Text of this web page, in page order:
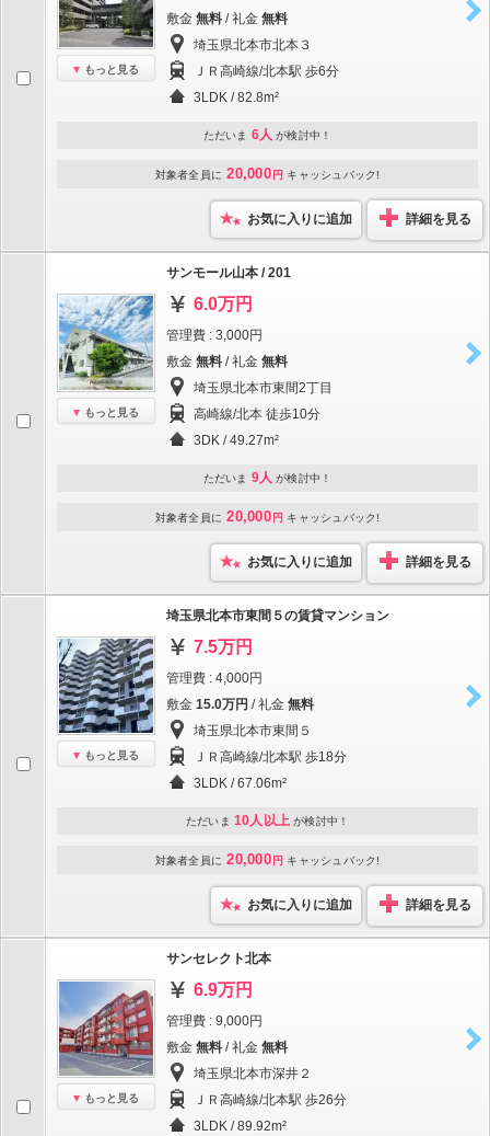
もっと見る
敷金 無料 / 礼金 無料
埼玉県北本市北本３
ＪＲ高崎線/北本駅 歩6分
3LDK / 82.8m²
ただいま 6人 が検討中！
対象者全員に 20,000 円 キャッシュバック!
お気に入りに追加 詳細を見る
もっと見る
サンモール山本 / 201
6.0万円
管理費 : 3,000円
敷金 無料 / 礼金 無料
埼玉県北本市東間2丁目
高崎線/北本 徒歩10分
3DK / 49.27m²
ただいま 9人 が検討中！
対象者全員に 20,000 円 キャッシュバック!
お気に入りに追加 詳細を見る
もっと見る
埼玉県北本市東間５の賃貸マンション
7.5万円
管理費 : 4,000円
敷金 15.0万円 / 礼金 無料
埼玉県北本市東間５
ＪＲ高崎線/北本駅 歩18分
3LDK / 67.06m²
ただいま 10人以上 が検討中！
対象者全員に 20,000 円 キャッシュバック!
お気に入りに追加 詳細を見る
もっと見る
サンセレクト北本
6.9万円
管理費 : 9,000円
敷金 無料 / 礼金 無料
埼玉県北本市深井２
ＪＲ高崎線/北本駅 歩26分
3LDK / 89.92m²